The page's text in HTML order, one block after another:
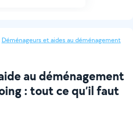
Déménageurs et aides au déménagement
au déménagement
: tout ce qu’il faut